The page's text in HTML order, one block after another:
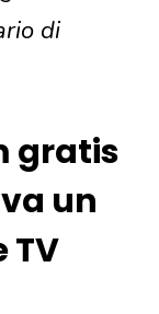
di
gratis
un
TV